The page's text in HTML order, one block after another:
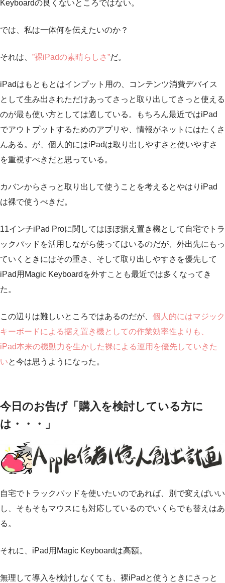
Keyboardの良くないところではない。
では、私は一体何を伝えたいのか？
それは、 ”裸iPadの素晴らしさ”だ。
iPadはもともとはインプット用の、コンテンツ消費デバイス
として生み出されただけあってさっと取り出してさっと使える
のが最も使い方としては適している。もちろん最近ではiPad
でアウトプットするためのアプリや、情報がネットにはたくさ
んある。が、個人的にはiPadは取り出しやすさと使いやすさ
を重視すべきだと思っている。
カバンからさっと取り出して使うことを考えるとやはりiPad
は裸で使うべきだ。
11インチiPad Proに関してはほぼ据え置き機として自宅でトラ
ックパッドを活用しながら使ってはいるのだが、外出先にもっ
ていくときにはその重さ、そして取り出しやすさを優先して
iPad用Magic Keyboardを外すことも最近では多くなってき
た。
この辺りは難しいところではあるのだが、 個人的にはマジック
キーボードによる据え置き機としての作業効率性よりも、
iPad本来の機動力を生かした裸による運用を優先していきた
いと今は思うようになった。
今日のお告げ「購入を検討している方に
は・・・」
自宅でトラックパッドを使いたいのであれば、別で変えばいい
し、そもそもマウスにも対応しているのでいくらでも替えはあ
る。
それに、iPad用Magic Keyboardは高額。
無理して導入を検討しなくても、裸iPadと使うときにさっと